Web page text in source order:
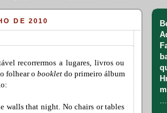
DE 2010
recorrermos a lugares, livros ou
folhear o bookletdo primeiro álbum
walls that night. No chairs or tables